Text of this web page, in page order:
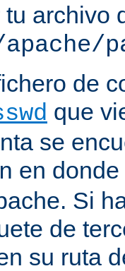
archivo
de
que
se
en
Si
de
su ruta